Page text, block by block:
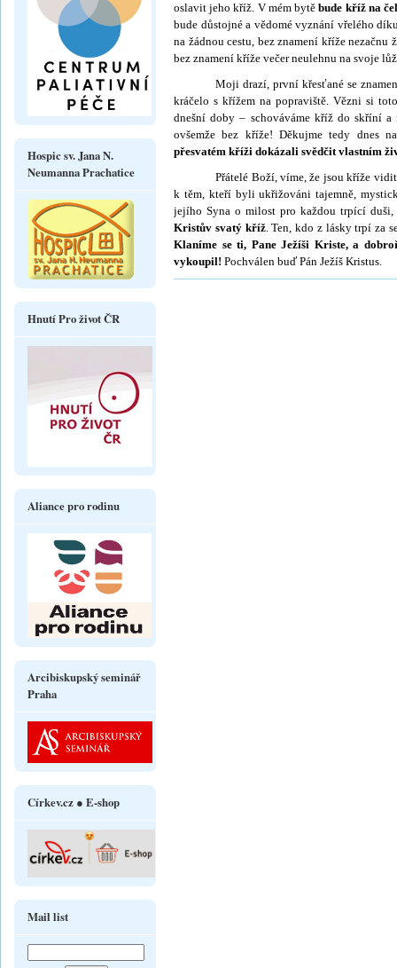
oslavit jeho kříž. V mém bytěbude kříž na
bude důstojné a vědomé vyznání vřelého
na žádnou cestu, bez znamení kříže
bez znamení kříže večer neulehnu na svoje
Moji drazí, první křesťané se
kráčelo s křížem na popraviště. Vězni si
dnešní doby – schová­váme kříž do skříní a
ovšemže bez kříže! Děkujme tedy dnes
přesvatém kříži dokázali svědčit vlastním
Přátelé Boží, víme, že jsou kříže
k těm, kteří byli ukřižováni tajemně,
jejího Syna o mi­lost pro kaž­dou trpící
Kristův svatý kříž. Ten, kdo z lásky trpí za
Klaníme se ti, Pane Ježíši Kriste, a
vykoupil! Pochválen buď Pán Ježíš Kristus.
Hospic sv. Jana N.
Neumanna Prachatice
Hnutí Pro život ČR
Aliance pro rodinu
Arcibiskupský seminář
Praha
Církev.cz ● E-shop
Mail list